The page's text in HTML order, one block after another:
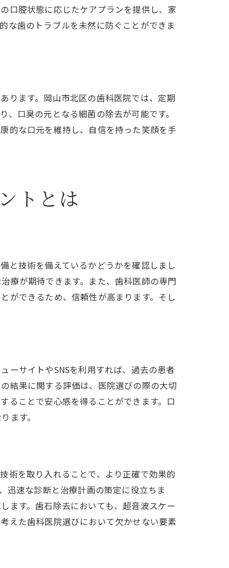
口腔状態に応じたケアプランを提供し、家
な歯のトラブルを未然に防ぐことができま
ります。岡山市北区の歯科医院では、定期
口臭の元となる細菌の除去が可能です。
的な口元を維持し、自信を持った笑顔を手
トとは
と技術を備えているかどうかを確認しまし
療が期待できます。また、歯科医師の専門
ができるため、信頼性が高まります。そし
ーサイトやSNSを利用すれば、過去の患者
結果に関する評価は、医院選びの際の大切
ることで安心感を得ることができます。口
ます。
術を取り入れることで、より正確で効果的
迅速な診断と治療計画の策定に役立ちま
ます。歯石除去においても、超音波スケー
えた歯科医院選びにおいて欠かせない要素